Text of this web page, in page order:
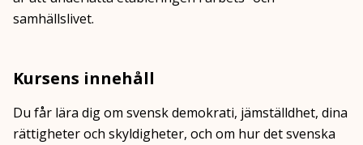
samhällslivet.
Kursens innehåll
Du får lära dig om svensk demokrati, jämställdhet, dina
rättigheter och skyldigheter, och om hur det svenska